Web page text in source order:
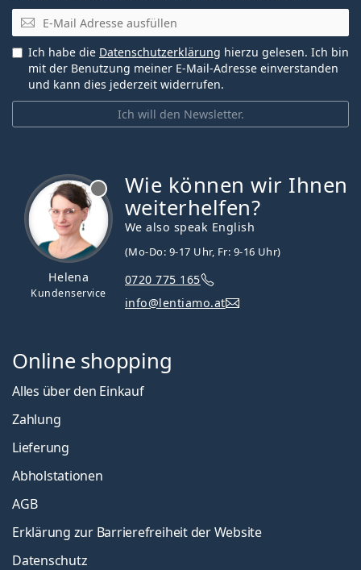
E-Mail
Ich will den Newsletter.
Ich habe die Datenschutzerklärung hierzu gelesen. Ich bin
mit der Benutzung meiner E-Mail-Adresse einverstanden
und kann dies jederzeit widerrufen.
Helena
Kundenservice
Wie können wir Ihnen
weiterhelfen?
We also speak English
(Mo-Do: 9-17 Uhr, Fr: 9-16 Uhr)
0720 775 165
info@lentiamo.at
Online shopping
Alles über den Einkauf
Zahlung
Lieferung
Abholstationen
AGB
Erklärung zur Barrierefreiheit der Website
Datenschutz